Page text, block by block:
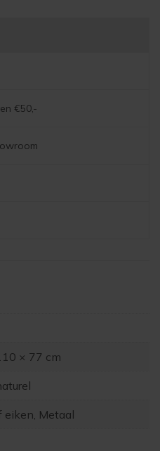
€50,-
× 77 cm
eiken, Metaal